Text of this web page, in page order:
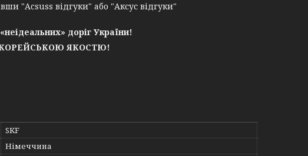
"Acsuss відгуки" або "Аксус відгуки"
доріг України!
КОРЕЙСЬКОЮ ЯКОСТЮ!
SKF
Німеччина